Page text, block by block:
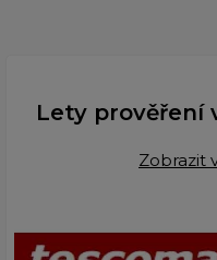
Lety prověření
Zobrazit